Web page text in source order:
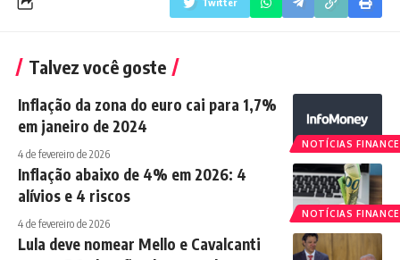
Talvez você goste
NOTÍCIAS
Inflação da zona do euro cai para 1,7%
em janeiro de 2024
4 de fevereiro de 2026
NOTÍCIAS
Inflação abaixo de 4% em 2026: 4
alívios e 4 riscos
4 de fevereiro de 2026
Lula deve nomear Mello e Cavalcanti